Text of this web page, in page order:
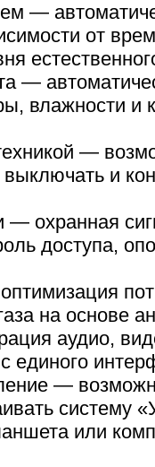
—
от
—
влажности и
—
и
— охранная
доступа,
на основе
аудио,
единого
—
систему
или